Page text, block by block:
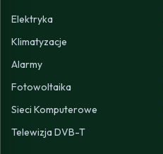
Elektryka
Klimatyzacje
Alarmy
Fotowoltaika
Sieci Komputerowe
Telewizja DVB-T